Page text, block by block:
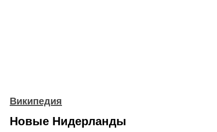
Википедия
Новые Нидерланды